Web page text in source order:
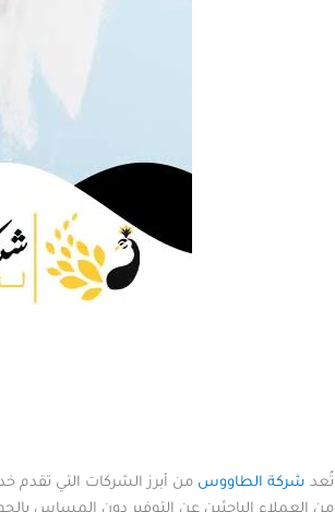
تُعد شركة الطاووس من أبرز الشركات التي تقدم